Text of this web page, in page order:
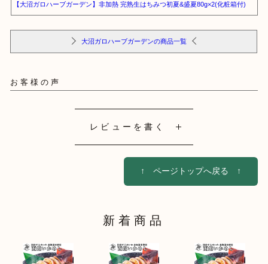
【大沼ガロハーブガーデン】非加熱 完熟生はちみつ初夏&盛夏80g×2(化粧箱付)
大沼ガロハーブガーデンの商品一覧
お客様の声
レビューを書く
↑ ページトップへ戻る ↑
新着商品